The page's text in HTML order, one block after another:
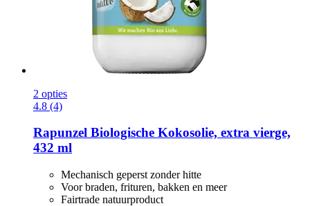
2 opties
4.8 (4)
Rapunzel Biologische Kokosolie, extra vierge,
432 ml
Mechanisch geperst zonder hitte
Voor braden, frituren, bakken en meer
Fairtrade natuurproduct